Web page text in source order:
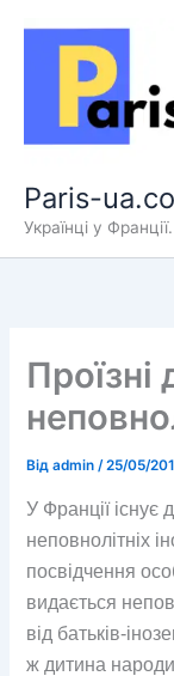
Paris-
Українці у
Відadmin/25/05/
У Франції існує
неповнолітніх
посвідчення
видається
від батьків-
ж дитина